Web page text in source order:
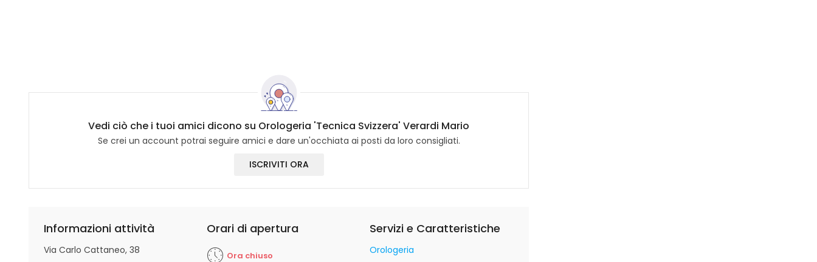
Vedi ciò che i tuoi amici dicono su Orologeria 'Tecnica Svizzera' Verardi Mario
Se crei un account potrai seguire amici e dare un'occhiata ai posti da loro consigliati.
ISCRIVITI ORA
Informazioni attività
Via Carlo Cattaneo, 38
Orari di apertura
Ora chiuso
Servizi e Caratteristiche
Orologeria